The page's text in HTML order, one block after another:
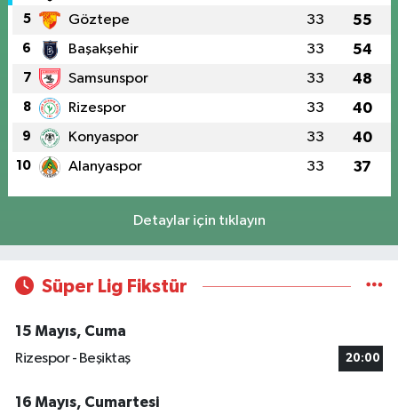
5 Göztepe 33 55
6 Başakşehir 33 54
7 Samsunspor 33 48
8 Rizespor 33 40
9 Konyaspor 33 40
10 Alanyaspor 33 37
Detaylar için tıklayın
Süper Lig Fikstür
15 Mayıs, Cuma
Rizespor - Beşiktaş
20:00
16 Mayıs, Cumartesi